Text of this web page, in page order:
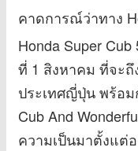
คาดการณ์ว่าทาง
Honda Super Cub
ที่ 1 สิงหาคม ที่จะ
ประเทศญี่ปุ่น พร้อม
Cub And
ความเป็นมาตั้งแต่